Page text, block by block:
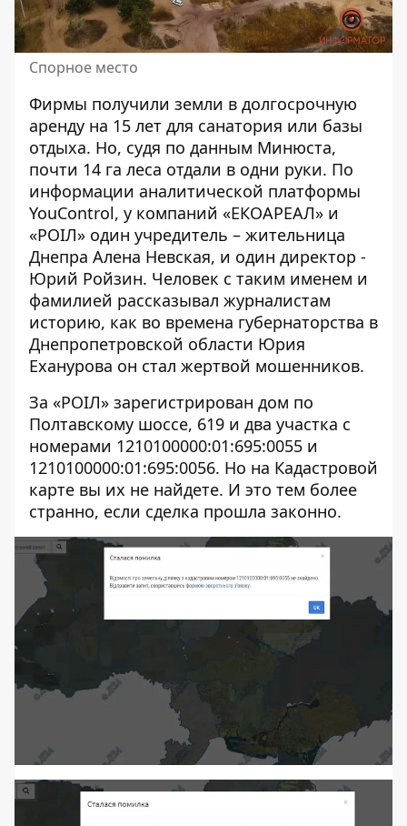
Спорное место
Фирмы получили земли в долгосрочную
аренду на 15 лет для санатория или базы
отдыха. Но, судя по данным Минюста,
почти 14 га леса отдали в одни руки. По
информации аналитической платформы
YouControl, у компаний «ЕКОАРЕАЛ» и
«РОІЛ» один учредитель – жительница
Днепра Алена Невская, и один директор -
Юрий Ройзин. Человек с таким именем и
фамилией рассказывал журналистам
историю, как во времена губернаторства в
Днепропетровской области Юрия
Еханурова он стал жертвой мошенников.
За «РОІЛ» зарегистрирован дом по
Полтавскому шоссе, 619 и два участка с
номерами 1210100000:01:695:0055 и
1210100000:01:695:0056. Но на Кадастровой
карте вы их не найдете. И это тем более
странно, если сделка прошла законно.